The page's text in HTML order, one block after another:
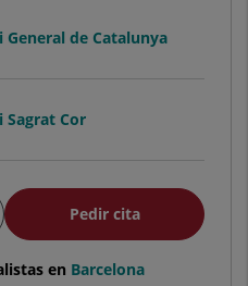
de Catalunya
Cor
Pedir cita
en Barcelona